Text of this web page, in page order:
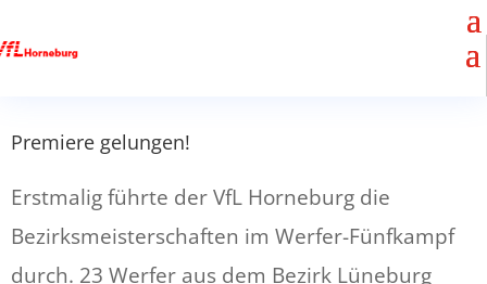
Premiere gelungen!
Erstmalig führte der VfL Horneburg die
Bezirksmeisterschaften im Werfer-Fünfkampf
durch. 23 Werfer aus dem Bezirk Lüneburg